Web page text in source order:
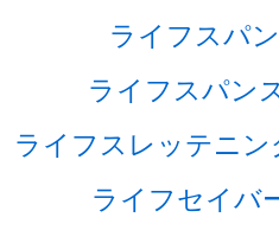
ライフスパ
ライフスパン
ライフスレッテニ
ライフセイバ